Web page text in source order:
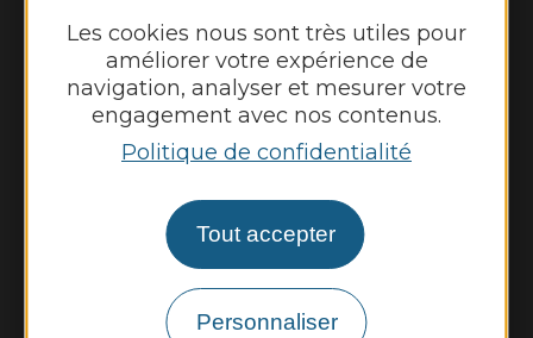
Les cookies nous sont très utiles pour
améliorer votre expérience de
navigation, analyser et mesurer votre
engagement avec nos contenus.
Politique de confidentialité
Tout accepter
Personnaliser
Nous contacter
Météo
Vie municipale